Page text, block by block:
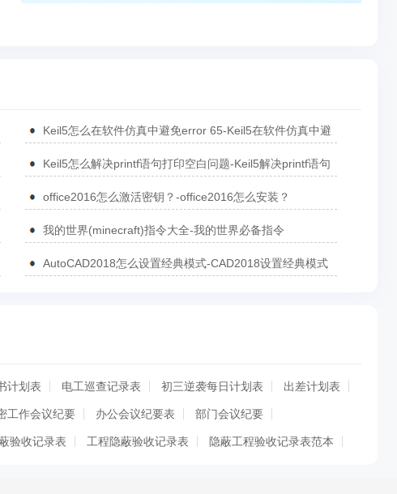
Keil5怎么在软件仿真中避免error 65-Keil5在软件仿真中避
Keil5怎么解决printf语句打印空白问题-Keil5解决printf语句
office2016怎么激活密钥？-office2016怎么安装？
我的世界(minecraft)指令大全-我的世界必备指令
AutoCAD2018怎么设置经典模式-CAD2018设置经典模式
计划表 电工巡查记录表 初三逆袭每日计划表 出差计划表
工作会议纪要 办公会议纪要表 部门会议纪要
验收记录表 工程隐蔽验收记录表 隐蔽工程验收记录表范本